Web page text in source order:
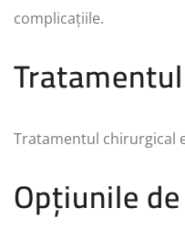
complicațiile.
Tratamentul chirurgical
Opțiunile